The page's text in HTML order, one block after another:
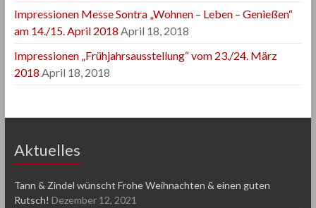
Impressionen Messe Sontra „Wohnen – Leben – Genießen“
am 14./15. April 2018 April 18, 2018
Impressionen „Frühjahrsausstellung“ vom 23./24. März
2018 April 18, 2018
Aktuelles
Tann & Zindel wünscht Frohe Weihnachten & einen guten
Rutsch! Dezember 12, 2021